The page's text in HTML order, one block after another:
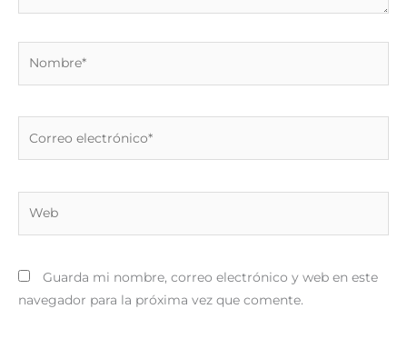
Guarda mi nombre, correo electrónico y web en este
navegador para la próxima vez que comente.